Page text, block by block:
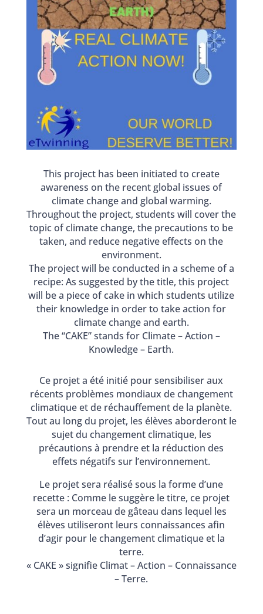
This project has been initiated to create
awareness on the recent global issues of
climate change and global warming.
Throughout the project, students will cover the
topic of climate change, the precautions to be
taken, and reduce negative effects on the
environment.
The project will be conducted in a scheme of a
recipe: As suggested by the title, this project
will be a piece of cake in which students utilize
their knowledge in order to take action for
climate change and earth.
The “CAKE” stands for Climate – Action –
Knowledge – Earth.
Ce projet a été initié pour sensibiliser aux
récents problèmes mondiaux de changement
climatique et de réchauffement de la planète.
Tout au long du projet, les élèves aborderont le
sujet du changement climatique, les
précautions à prendre et la réduction des
effets négatifs sur l’environnement.
Le projet sera réalisé sous la forme d’une
recette : Comme le suggère le titre, ce projet
sera un morceau de gâteau dans lequel les
élèves utiliseront leurs connaissances afin
d’agir pour le changement climatique et la
terre.
« CAKE » signifie Climat – Action – Connaissance
– Terre.